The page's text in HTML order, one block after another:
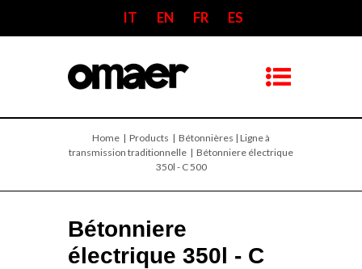
IT EN FR ES
Home | Products | Bétonnières | Ligne à
transmission traditionnelle | Bétonniere électrique
350l - C 500
Bétonniere
électrique 350l - C